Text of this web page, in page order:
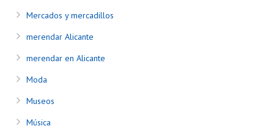
Mercados y mercadillos
merendar Alicante
merendar en Alicante
Moda
Museos
Música